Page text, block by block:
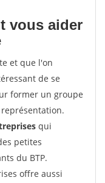
vous aider
et que l'on
de se
former un groupe
qui
petites
du BTP.
offre aussi